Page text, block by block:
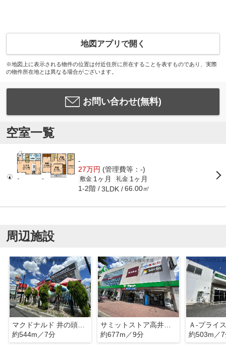
地図アプリで開く
※地図上に表示される物件の位置は付近住所に所在することを表すものであり、実際
の物件所在地とは異なる場合がございます。
お問い合わせ(無料)
空室一覧
-
27万円 (管理費等：-)
敷金 1ヶ月 礼金 1ヶ月
1-2階 3LDK 66.00㎡
周辺施設
マクドナルド 井の頭通り高井戸店
約544m／7分
サミットストア高井戸東店
約677m／9分
Ａ-プライス
約503m／